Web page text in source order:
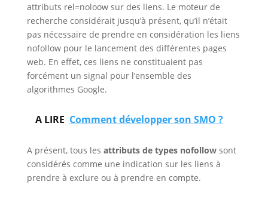
attributs rel=noloow sur des liens. Le moteur de
recherche considérait jusqu’à présent, qu’il n’était
pas nécessaire de prendre en considération les liens
nofollow pour le lancement des différentes pages
web. En effet, ces liens ne constituaient pas
forcément un signal pour l’ensemble des
algorithmes Google.
A LIRE Comment développer son SMO ?
A présent, tous les attributs de types nofollowsont
considérés comme une indication sur les liens à
prendre à exclure ou à prendre en compte.